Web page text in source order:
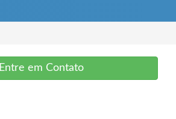
Entre em Contato